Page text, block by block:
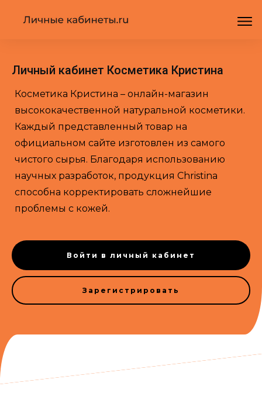
Личный кабинет Косметика Кристина
Косметика Кристина – онлайн-магазин
высококачественной натуральной косметики.
Каждый представленный товар на
официальном сайте изготовлен из самого
чистого сырья. Благодаря использованию
научных разработок, продукция Christina
способна корректировать сложнейшие
проблемы с кожей.
Войти в личный кабинет
Зарегистрировать